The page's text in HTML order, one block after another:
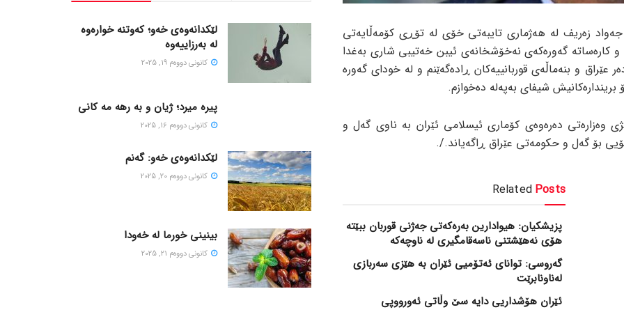
زەریف لە هەژماری تایبەتی خۆی لە تۆڕی کۆمەڵایەتی
و کارەساتە گەورەکەی نەخۆشخانەی ئیبن خەتیبی شاری بەغدا
و بنەماڵەی قوربانییەکان ڕادەگەێنم و لە خودای گەورە
شیفای بەپەلە دەخوازم.
وەزارەتی دەرەوەی کۆماری ئیسلامی ئێران بە ناوی گەل و
بۆ گەل و حکومەتی عێراق ڕاگەیاند./.
Related Posts
پزیشکیان: هیوادارین بەرەکەتی جەژنی قوربان ببێتە
هۆی نەهێشتنی ناسەقامگیری لە ناوچەکە
گەروسی: توانای ئەتۆمیی ئێران بە هێزی سەربازی
لەناونابرێت
ئێران هۆشداریی دایە سێ وڵاتی ئەورووپی
لێکدانەوەی خەو؛ کەوتنە خوارەوە
لە بەرزاییەوە
كانونی دووه‌م 19, 2025
پیره میرد؛ ژیان و به رهه مه کانی
كانونی دووه‌م 16, 2025
لێکدانەوەی خەو: گەنم
كانونی دووه‌م 20, 2025
بینینی خورما لە خەودا
كانونی دووه‌م 21, 2025